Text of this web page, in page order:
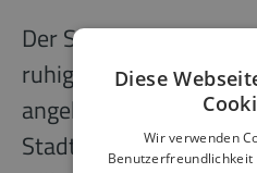
Der Standort im
ruhig gelegen und
angebunden, so dass
Stadt bequem
Diese
Wir verwenden